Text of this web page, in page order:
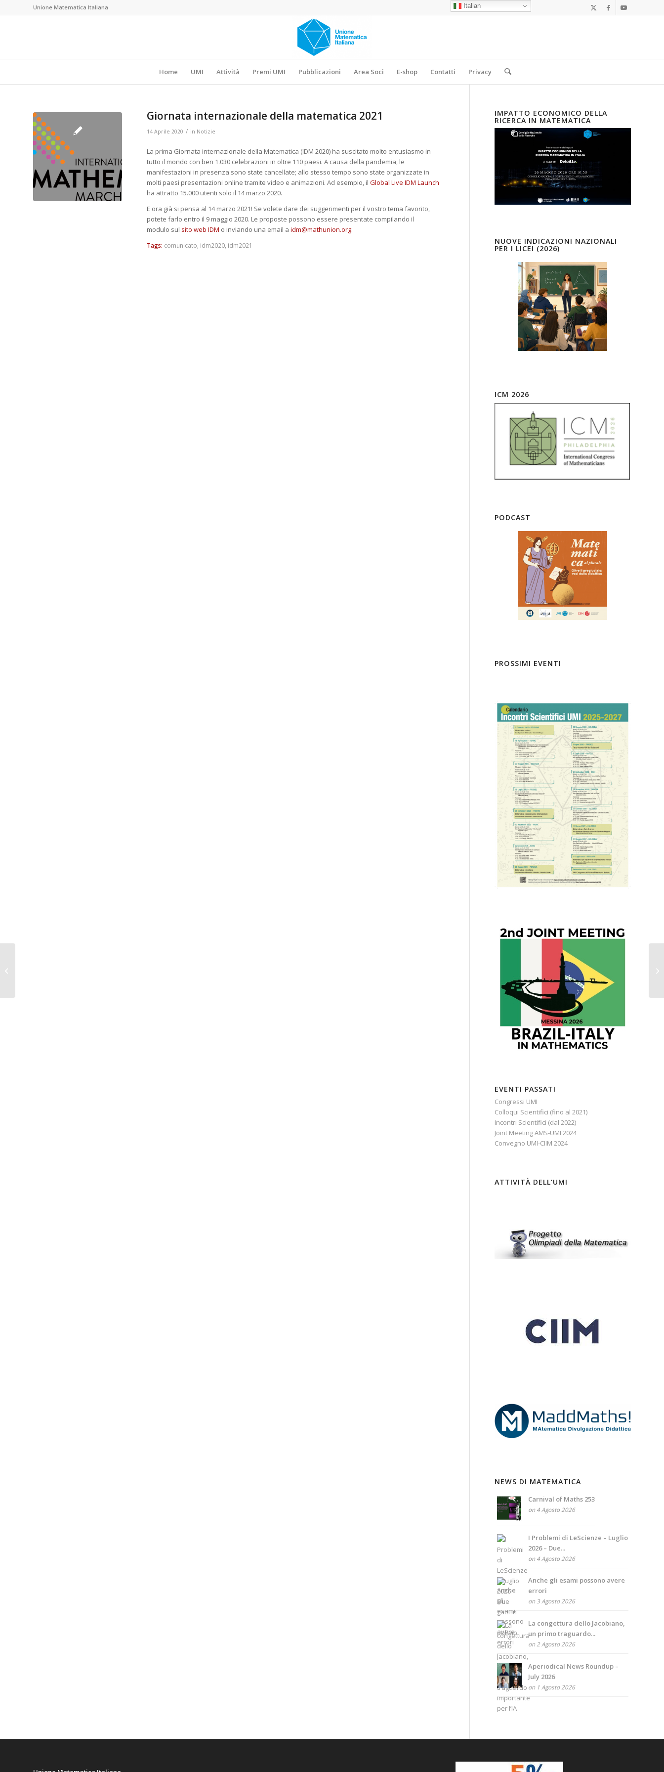
Unione Matematica Italiana
Home UMI Attività Premi UMI Pubblicazioni Area Soci E-shop Contatti Privacy
Giornata internazionale della matematica 2021
14 Aprile 2020 / in Notizie
La prima Giornata internazionale della Matematica (IDM 2020) ha suscitato molto entusiasmo in
tutto il mondo con ben 1.030 celebrazioni in oltre 110 paesi. A causa della pandemia, le
manifestazioni in presenza sono state cancellate; allo stesso tempo sono state organizzate in
molti paesi presentazioni online tramite video e animazioni. Ad esempio, il Global Live IDM Launch
ha attratto 15.000 utenti solo il 14 marzo 2020.
E ora già si pensa al 14 marzo 2021! Se volete dare dei suggerimenti per il vostro tema favorito,
potete farlo entro il 9 maggio 2020. Le proposte possono essere presentate compilando il
modulo sul sito web IDM o inviando una email a idm@mathunion.org.
Tags: comunicato idm2020 idm2021
IMPATTO ECONOMICO DELLA
RICERCA IN MATEMATICA
NUOVE INDICAZIONI NAZIONALI
PER I LICEI (2026)
ICM 2026
PODCAST
PROSSIMI EVENTI
EVENTI PASSATI
Congressi UMI
Colloqui Scientifici (fino al 2021)
Incontri Scientifici (dal 2022)
Joint Meeting AMS-UMI 2024
Convegno UMI-CIIM 2024
ATTIVITÀ DELL’UMI
NEWS DI MATEMATICA
Carnival of Maths 253
on 4 Agosto 2026
I Problemi di LeScienze – Luglio
2026 – Due...
on 4 Agosto 2026
Anche gli esami possono avere
errori
on 3 Agosto 2026
La congettura dello Jacobiano,
un primo traguardo...
on 2 Agosto 2026
Aperiodical News Roundup –
July 2026
on 1 Agosto 2026
Italian